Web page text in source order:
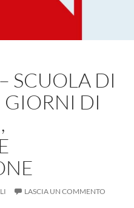
SCUOLA DI
GIORNI DI
LASCIA UN COMMENTO